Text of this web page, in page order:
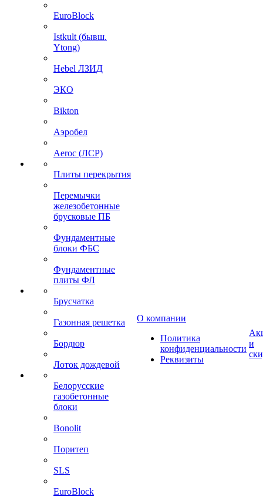
EuroBlock
Istkult (бывш.
Ytong)
Hebel ЛЗИД
ЭКО
Bikton
Аэробел
Aeroc (ЛСР)
Плиты перекрытия
Перемычки
железобетонные
брусковые ПБ
Фундаментные
блоки ФБС
Фундаментные
плиты ФЛ
Брусчатка
Газонная решетка
Бордюр
Лоток дождевой
Белорусские
газобетонные
блоки
Bonolit
Поритеп
SLS
EuroBlock
О компании
Политика
конфиденциальности
Реквизиты
и